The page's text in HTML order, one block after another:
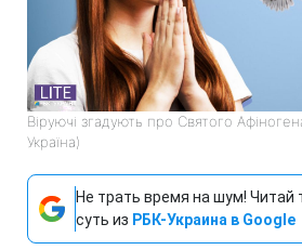
Віруючі згадують про Святого
Україна)
Не трать время на шум! Читай
суть из РБК-Украина в Google